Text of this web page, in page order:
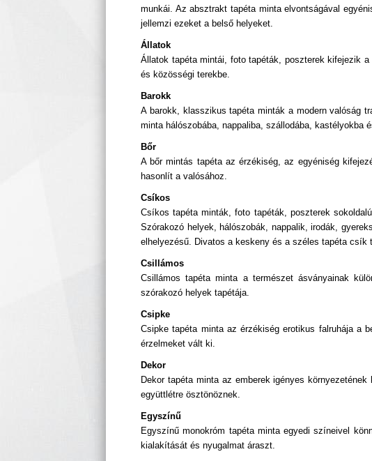
munkái. Az absztrakt tapéta minta elvontságával
jellemzi ezeket a belső helyeket.
Állatok
Állatok tapéta mintái, foto tapéták, poszterek kifejezik
és közösségi terekbe.
Barokk
A barokk, klasszikus tapéta minták a modern valóság
minta hálószobába, nappaliba, szállodába, kastélyokba
Bőr
A bőr mintás tapéta az érzékiség, az egyéniség
hasonlít a valósához.
Csíkos
Csíkos tapéta minták, foto tapéták, poszterek
Szórakozó helyek, hálószobák, nappalik, irodák,
elhelyezésű. Divatos a keskeny és a széles tapéta
Csillámos
Csillámos tapéta minta a természet ásványainak
szórakozó helyek tapétája.
Csipke
Csipke tapéta minta az érzékiség erotikus falruhája a
érzelmeket vált ki.
Dekor
Dekor tapéta minta az emberek igényes
együttlétre ösztönöznek.
Egyszínű
Egyszínű monokróm tapéta minta egyedi színeivel
kialakítását és nyugalmat áraszt.